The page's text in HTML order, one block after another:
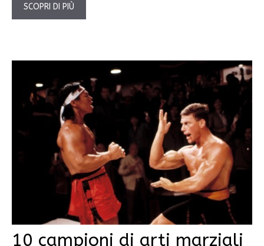
SCOPRI DI PIÙ
10 campioni di arti marziali